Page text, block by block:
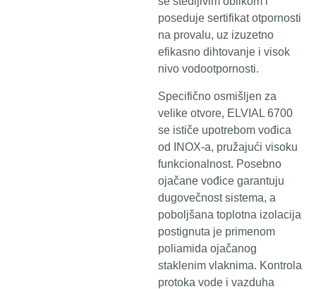
poseduje sertifikat otpornosti
na provalu, uz izuzetno
efikasno dihtovanje i visok
nivo vodootpornosti.
Specifično osmišljen za
velike otvore, ELVIAL 6700
se ističe upotrebom vođica
od INOX-a, pružajući visoku
funkcionalnost. Posebno
ojačane vođice garantuju
dugovečnost sistema, a
poboljšana toplotna izolacija
postignuta je primenom
poliamida ojačanog
staklenim vlaknima. Kontrola
protoka vode i vazduha